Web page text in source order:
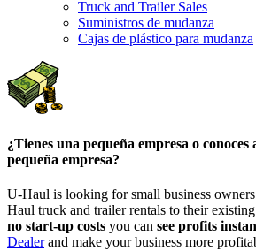
Truck and Trailer Sales
Suministros de mudanza
Cajas de plástico para mudanza
¿Tienes una pequeña empresa o
pequeña empresa?
U-Haul is looking for small business
Haul truck and trailer rentals to their
no start-up costs you can see profits
Dealerand make your business more